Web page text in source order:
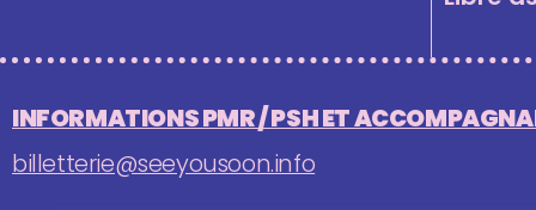
INFORMATIONS PMR / PSH ET
billetterie@seeyousoon.info